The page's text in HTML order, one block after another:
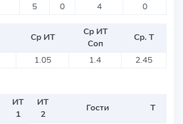
5 0 4 0
Ср ИТ
Ср ИТ
Соп
Ср. Т
1.05 1.4 2.45
ИТ
1
ИТ
2
Гости Т